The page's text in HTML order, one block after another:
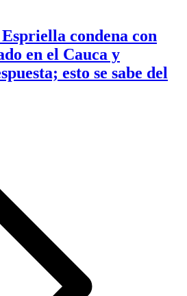
condena con
en el Cauca y
esto se sabe del